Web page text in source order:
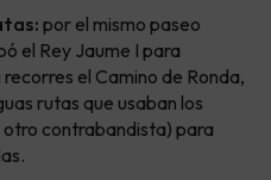
por el mismo paseo
el Rey Jaume I para
el Camino de Ronda,
rutas que usaban los
otro contrabandista) para